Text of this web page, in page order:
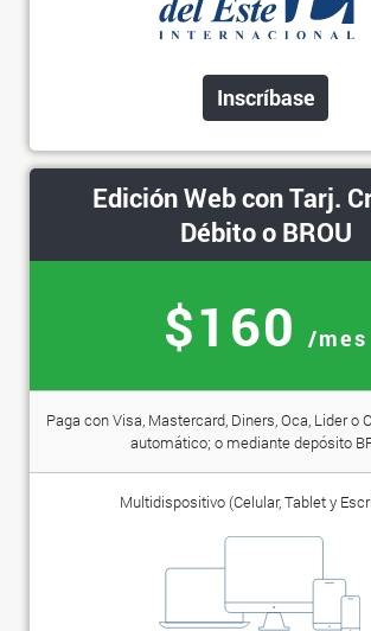
Inscríbase
Edición Web con Tarj.
Débito o BROU
$160 /mes
Paga con Visa, Mastercard, Diners, Oca, Lider o
automático; o mediante depósito
Multidispositivo (Celular, Tablet y